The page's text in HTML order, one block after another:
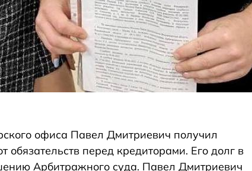
офиса Павел Дмитриевич получил
обязательств перед кредиторами. Его долг в
Арбитражного суда. Павел Дмитриевич